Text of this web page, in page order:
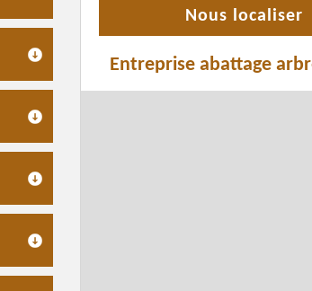
Nous localiser
Entreprise abattage